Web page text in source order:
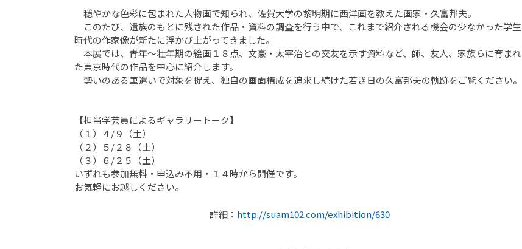
穏やかな色彩に包まれた人物画で知られ、佐賀大学の黎明期に西洋画を教えた画家・久富邦夫。
このたび、遺族のもとに残された作品・資料の調査を行う中で、これまで紹介される機会の少なかった学生
時代の作家像が新たに浮かび上がってきました。
本展では、青年～壮年期の絵画１８点、文豪・太宰治との交友を示す資料など、師、友人、家族らに育まれ
た東京時代の作品を中心に紹介します。
勢いのある筆遣いで対象を捉え、独自の画面構成を追求し続けた若き日の久富邦夫の軌跡をご覧ください。
【担当学芸員によるギャラリートーク】
（１）４/９（土）
（２）５/２８（土）
（３）６/２５（土）
いずれも参加無料・申込み不用・１４時から開催です。
お気軽にお越しください。
詳細： http://suam102.com/exhibition/630